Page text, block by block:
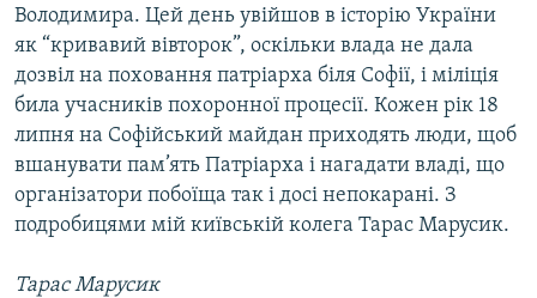
Володимира. Цей день увійшов в історію України
як “кривавий вівторок”, оскільки влада не дала
дозвіл на поховання патріарха біля Софії, і міліція
била учасників похоронної процесії. Кожен рік 18
липня на Софійський майдан приходять люди, щоб
вшанувати пам’ять Патріарха і нагадати владі, що
організатори побоїща так і досі непокарані. З
подробицями мій київській колега Тарас Марусик.
Тарас Марусик